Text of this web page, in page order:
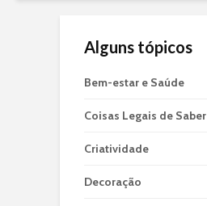
Alguns tópicos
Bem-estar e Saúde
Coisas Legais de Saber
Criatividade
Decoração